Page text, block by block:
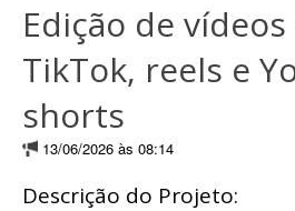
Edição de
TikTok, reels e
shorts
13/06/2026 às 08:14
Descrição do Projeto: